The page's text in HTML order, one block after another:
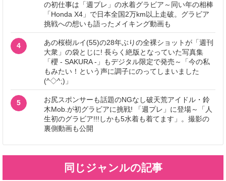
の初仕事は「週プレ」の水着グラビア～同い年の相棒
「Honda X4」で日本全国2万km以上走破。グラビア
挑戦への想いも語ったメイキング動画も
4
あの桜樹ルイ(55)の28年ぶりの全裸ショットが「週刊
大衆」の袋とじに! 長らく絶版となっていた写真集
「櫻 - SAKURA -」もデジタル限定で発売～「今の私
もみたい！という声に調子にのってしまいました
(^◇^;)」
5
お尻スポンサーも話題のNGなし破天荒アイドル・鈴
木Mob.が初グラビアに挑戦! 「週プレ」に登場～「人
生初のグラビア!!!しかも5水着も着てます」。撮影の
裏側動画も公開
同じジャンルの記事